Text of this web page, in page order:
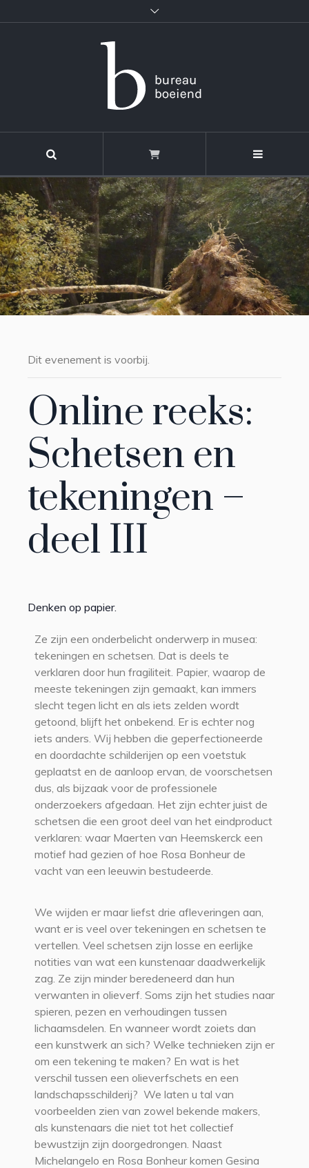
Dit evenement is voorbij.
Online reeks:
Schetsen en
tekeningen –
deel III
Denken op papier.
Ze zijn een onderbelicht onderwerp in musea:
tekeningen en schetsen. Dat is deels te
verklaren door hun fragiliteit. Papier, waarop de
meeste tekeningen zijn gemaakt, kan immers
slecht tegen licht en als iets zelden wordt
getoond, blijft het onbekend. Er is echter nog
iets anders. Wij hebben die geperfectioneerde
en doordachte schilderijen op een voetstuk
geplaatst en de aanloop ervan, de voorschetsen
dus, als bijzaak voor de professionele
onderzoekers afgedaan. Het zijn echter juist de
schetsen die een groot deel van het eindproduct
verklaren: waar Maerten van Heemskerck een
motief had gezien of hoe Rosa Bonheur de
vacht van een leeuwin bestudeerde.
We wijden er maar liefst drie afleveringen aan,
want er is veel over tekeningen en schetsen te
vertellen. Veel schetsen zijn losse en eerlijke
notities van wat een kunstenaar daadwerkelijk
zag. Ze zijn minder beredeneerd dan hun
verwanten in olieverf. Soms zijn het studies naar
spieren, pezen en verhoudingen tussen
lichaamsdelen. En wanneer wordt zoiets dan
een kunstwerk an sich? Welke technieken zijn er
om een tekening te maken? En wat is het
verschil tussen een olieverfschets en een
landschapsschilderij? We laten u tal van
voorbeelden zien van zowel bekende makers,
als kunstenaars die niet tot het collectief
bewustzijn zijn doorgedrongen. Naast
Michelangelo en Rosa Bonheur komen Gesina